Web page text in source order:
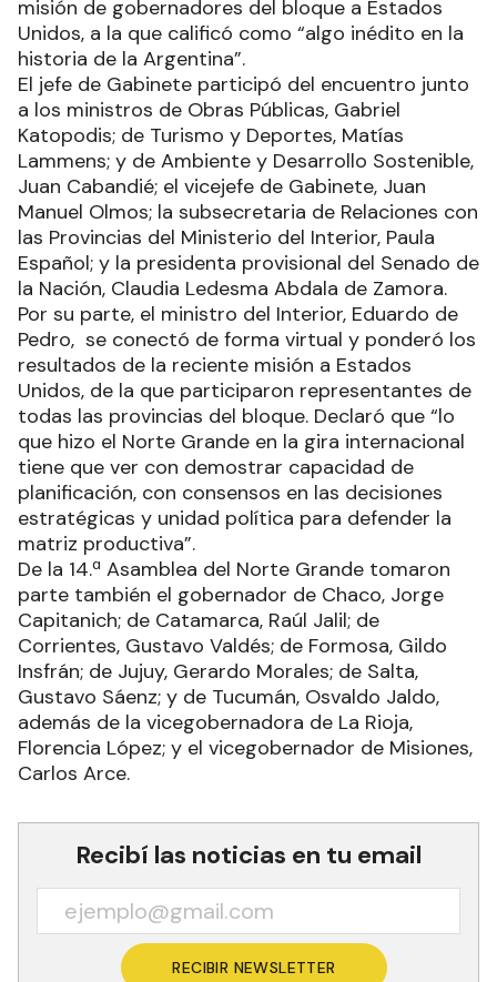
misión de gobernadores del bloque a Estados
Unidos, a la que calificó como “algo inédito en la
historia de la Argentina”.
El jefe de Gabinete participó del encuentro junto
a los ministros de Obras Públicas, Gabriel
Katopodis; de Turismo y Deportes, Matías
Lammens; y de Ambiente y Desarrollo Sostenible,
Juan Cabandié; el vicejefe de Gabinete, Juan
Manuel Olmos; la subsecretaria de Relaciones con
las Provincias del Ministerio del Interior, Paula
Español; y la presidenta provisional del Senado de
la Nación, Claudia Ledesma Abdala de Zamora.
Por su parte, el ministro del Interior, Eduardo de
Pedro, se conectó de forma virtual y ponderó los
resultados de la reciente misión a Estados
Unidos, de la que participaron representantes de
todas las provincias del bloque. Declaró que “lo
que hizo el Norte Grande en la gira internacional
tiene que ver con demostrar capacidad de
planificación, con consensos en las decisiones
estratégicas y unidad política para defender la
matriz productiva”.
De la 14.ª Asamblea del Norte Grande tomaron
parte también el gobernador de Chaco, Jorge
Capitanich; de Catamarca, Raúl Jalil; de
Corrientes, Gustavo Valdés; de Formosa, Gildo
Insfrán; de Jujuy, Gerardo Morales; de Salta,
Gustavo Sáenz; y de Tucumán, Osvaldo Jaldo,
además de la vicegobernadora de La Rioja,
Florencia López; y el vicegobernador de Misiones,
Carlos Arce.
Recibí las noticias en tu email
RECIBIR NEWSLETTER